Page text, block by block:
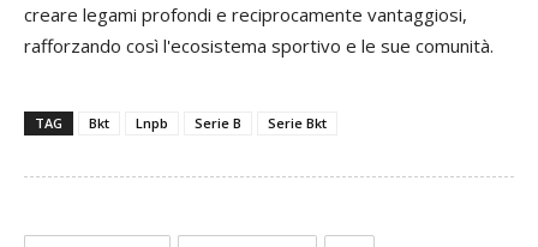
creare legami profondi e reciprocamente vantaggiosi,
rafforzando così l'ecosistema sportivo e le sue comunità.
TAG Bkt Lnpb Serie B Serie Bkt